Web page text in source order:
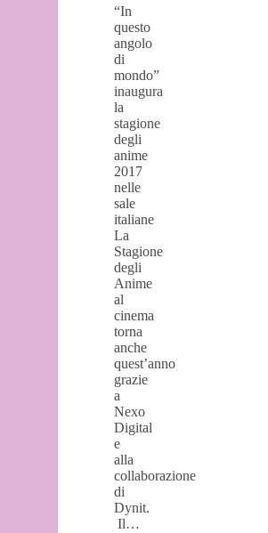
“In
questo
angolo
di
mondo”
inaugura
la
stagione
degli
anime
2017
nelle
sale
italiane
La
Stagione
degli
Anime
al
cinema
torna
anche
quest’anno
grazie
a
Nexo
Digital
e
alla
collaborazione
di
Dynit.
Il…